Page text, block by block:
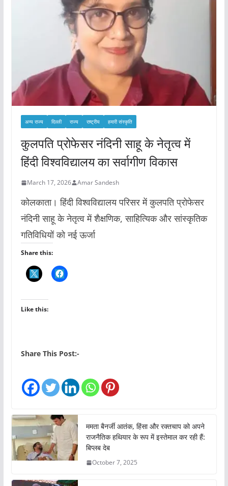
अन्य राज्य दिल्ली राज्य राष्ट्रीय हमारी संस्कृति
कुलपति प्रोफेसर नंदिनी साहू के नेतृत्व में
हिंदी विश्वविद्यालय का सर्वागीण विकास
March 17, 2026 Amar Sandesh
कोलकाता। हिंदी विश्वविद्यालय परिसर में कुलपति प्रोफेसर
नंदिनी साहू के नेतृत्व में शैक्षणिक, साहित्यिक और सांस्कृतिक
गतिविधियों को नई ऊर्जा
Share this:
Like this:
Share This Post:-
ममता बैनर्जी आतंक, हिंसा और रक्तचाप को अपने
राजनैतिक हथियार के रूप में इस्तेमाल कर रही हैं:
बिप्लब देब
October 7, 2025